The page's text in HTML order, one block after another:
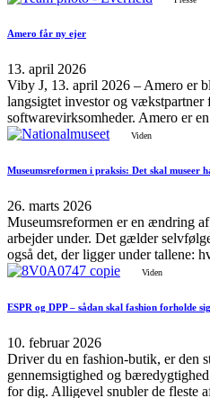
Amero får ny ejer
13. april 2026
Viby J, 13. april 2026 – Amero er
langsigtet investor og
softwarevirksomheder. Amero er
Viden
Museumsreformen i praksis: Det skal museer
26. marts 2026
Museumsreformen er en ændring
arbejder under. Det gælder
også det, der ligger under tallene:
Viden
ESPR og DPP – sådan skal fashion forholde
10. februar 2026
Driver du en fashion-butik, er den
gennemsigtighed og
for dig. Alligevel snubler de fleste